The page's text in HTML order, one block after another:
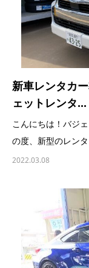
新車レンタカ
ェットレンタ...
こんにちは！バジ
の度、新型のレン
2022.03.08